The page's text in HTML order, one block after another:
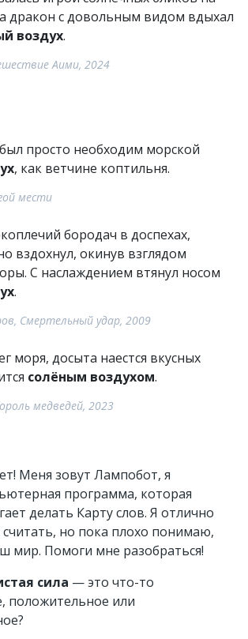
дракон с довольным видом вдыхал
воздух.
Аими, 2024
просто необходим морской
, как ветчине коптильня.
мести
бородач в доспехах,
вздохнул, окинув взглядом
С наслаждением втянул носом
.
Смертельный удар, 2009
моря, досыта наестся вкусных
солёным воздухом.
медведей, 2023
Меня зовут Лампобот, я
программа, которая
делать Карту слов. Я отлично
но пока плохо понимаю,
мир. Помоги мне разобраться!
сила — это что-то
положительное или